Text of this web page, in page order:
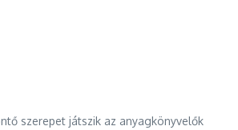
szerepet játszik az anyagkönyvelők